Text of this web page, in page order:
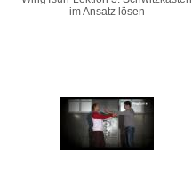
im Ansatz lösen